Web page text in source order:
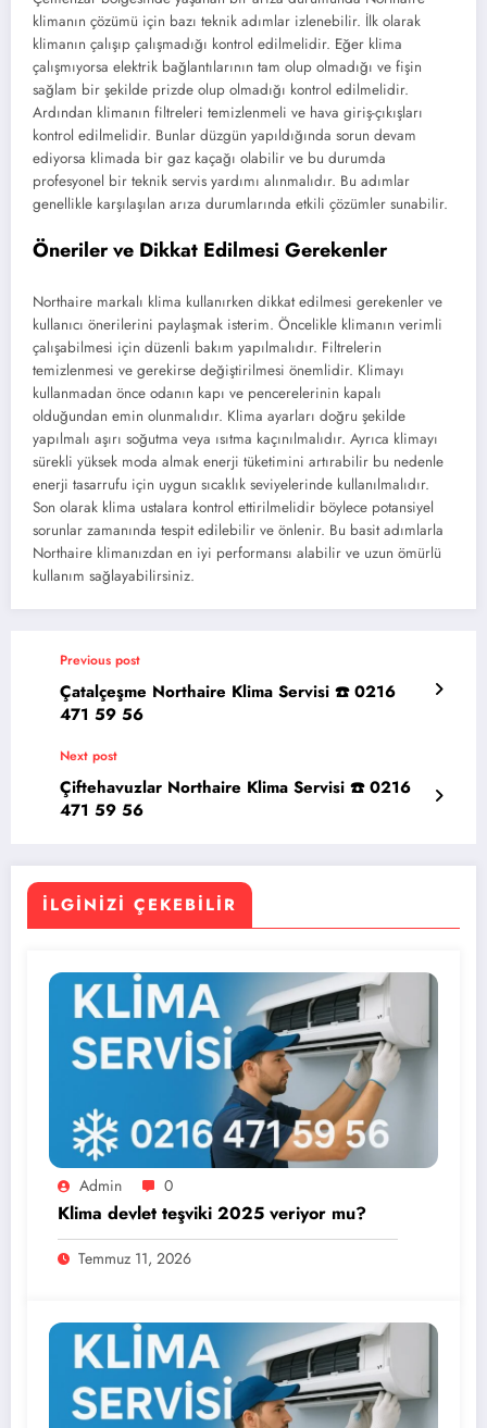
klimanın çözümü için bazı teknik adımlar izlenebilir. İlk olarak
klimanın çalışıp çalışmadığı kontrol edilmelidir. Eğer klima
çalışmıyorsa elektrik bağlantılarının tam olup olmadığı ve fişin
sağlam bir şekilde prizde olup olmadığı kontrol edilmelidir.
Ardından klimanın filtreleri temizlenmeli ve hava giriş-çıkışları
kontrol edilmelidir. Bunlar düzgün yapıldığında sorun devam
ediyorsa klimada bir gaz kaçağı olabilir ve bu durumda
profesyonel bir teknik servis yardımı alınmalıdır. Bu adımlar
genellikle karşılaşılan arıza durumlarında etkili çözümler sunabilir.
Öneriler ve Dikkat Edilmesi Gerekenler
Northaire markalı klima kullanırken dikkat edilmesi gerekenler ve
kullanıcı önerilerini paylaşmak isterim. Öncelikle klimanın verimli
çalışabilmesi için düzenli bakım yapılmalıdır. Filtrelerin
temizlenmesi ve gerekirse değiştirilmesi önemlidir. Klimayı
kullanmadan önce odanın kapı ve pencerelerinin kapalı
olduğundan emin olunmalıdır. Klima ayarları doğru şekilde
yapılmalı aşırı soğutma veya ısıtma kaçınılmalıdır. Ayrıca klimayı
sürekli yüksek moda almak enerji tüketimini artırabilir bu nedenle
enerji tasarrufu için uygun sıcaklık seviyelerinde kullanılmalıdır.
Son olarak klima ustalara kontrol ettirilmelidir böylece potansiyel
sorunlar zamanında tespit edilebilir ve önlenir. Bu basit adımlarla
Northaire klimanızdan en iyi performansı alabilir ve uzun ömürlü
kullanım sağlayabilirsiniz.
Previous post
Çatalçeşme Northaire Klima Servisi ☎️ 0216
471 59 56
Next post
Çiftehavuzlar Northaire Klima Servisi ☎️ 0216
471 59 56
İLGINIZI ÇEKEBILIR
Admin 0
Klima devlet teşviki 2025 veriyor mu?
Temmuz 11, 2026